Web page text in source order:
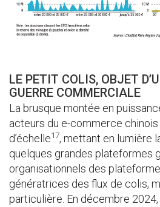
LE PETIT COLIS, OBJET
GUERRE COMMERCIALE
La brusque montée en
acteurs du e-commerce
d’échelle17, mettant en lumière
quelques grandes plateformes
organisationnels des
génératrices des flux de colis,
particulière. En décembre